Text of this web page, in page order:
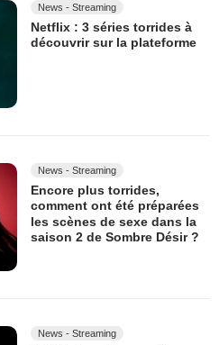
News - Streaming
Netflix : 3 séries torrides à
découvrir sur la plateforme
News - Streaming
Encore plus torrides,
comment ont été préparées
les scènes de sexe dans la
saison 2 de Sombre Désir ?
News - Streaming